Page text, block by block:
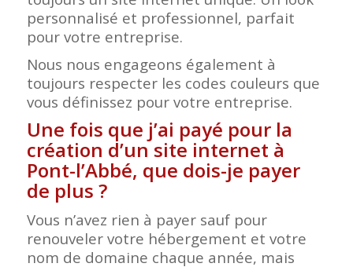
personnalisé et professionnel, parfait
pour votre entreprise.
Nous nous engageons également à
toujours respecter les codes couleurs que
vous définissez pour votre entreprise.
Une fois que j’ai payé pour la
création d’un site internet à
Pont-l’Abbé, que dois-je payer
de plus ?
Vous n’avez rien à payer sauf pour
renouveler votre hébergement et votre
nom de domaine chaque année, mais